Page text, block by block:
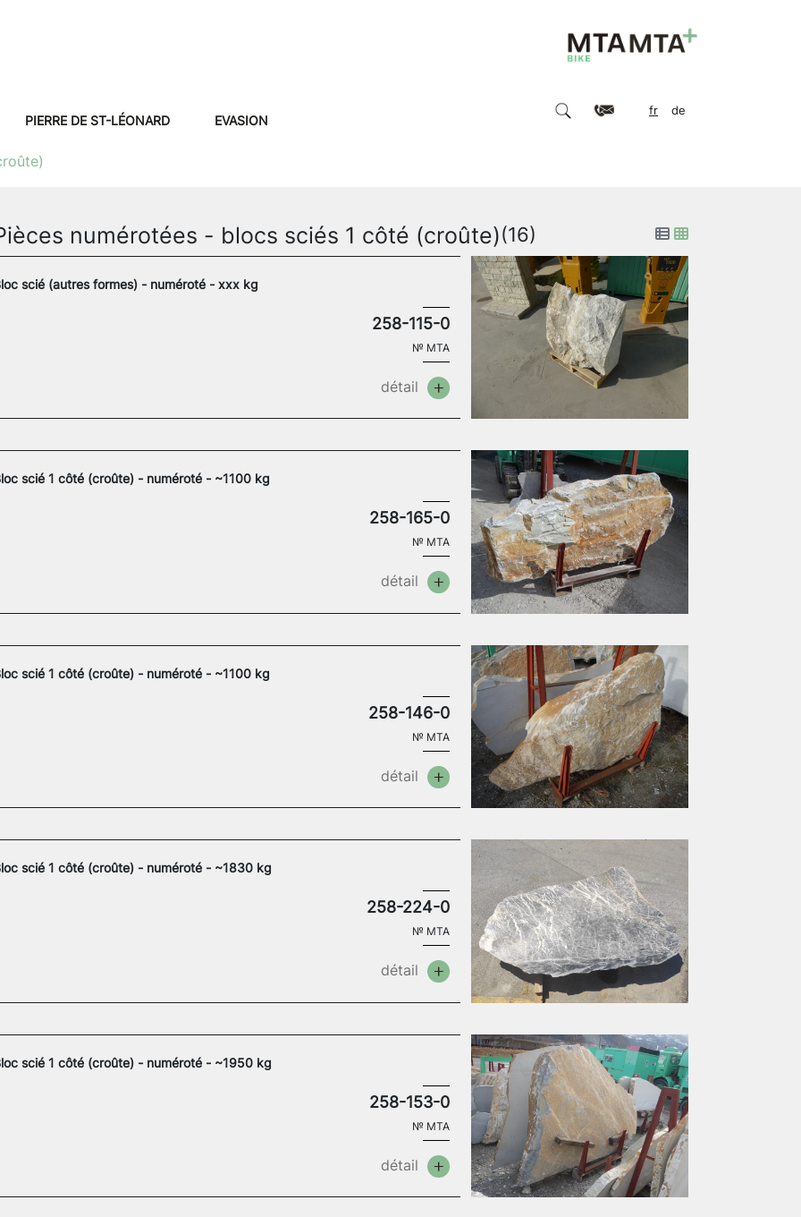
PIERRE DE ST-LÉONARD EVASION
fr de
numérotées - blocs sciés 1 côté (croûte)(16)
scié (autres formes) - numéroté - xxx kg
258-115-0
№ MTA
détail
scié 1 côté (croûte) - numéroté - ~1100 kg
258-165-0
№ MTA
détail
scié 1 côté (croûte) - numéroté - ~1100 kg
258-146-0
№ MTA
détail
scié 1 côté (croûte) - numéroté - ~1830 kg
258-224-0
№ MTA
détail
scié 1 côté (croûte) - numéroté - ~1950 kg
258-153-0
№ MTA
détail